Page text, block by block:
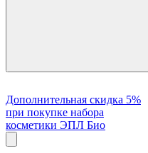
Дополнительная скидка 5%
при покупке набора
косметики ЭПЛ Био